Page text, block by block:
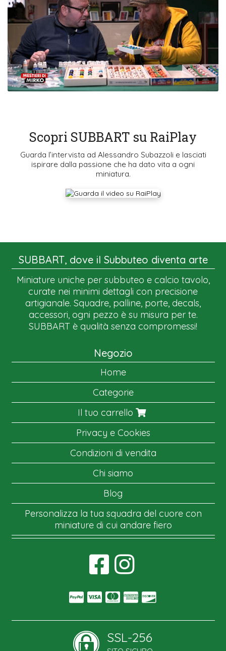
Scopri SUBBART su RaiPlay
Guarda l’intervista ad Alessandro Subazzoli e lasciati
ispirare dalla passione che ha dato vita a ogni
miniatura.
SUBBART, dove il Subbuteo diventa arte
Miniature uniche per subbuteo e calcio tavolo,
curate nei minimi dettagli con precisione
artigianale. Squadre, palline, porte, decals,
accessori, ogni pezzo è su misura per te.
SUBBART è qualità senza compromessi!
Negozio
Home
Categorie
Il tuo carrello
Privacy e Cookies
Condizioni di vendita
Chi siamo
Blog
Personalizza la tua squadra del cuore con
miniature di cui andare fiero
SSL-256